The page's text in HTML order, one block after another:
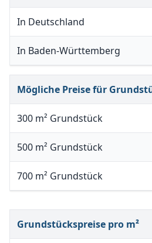
In Deutschland
In Baden-Württemberg
Mögliche Preise für
300 m² Grundstück
500 m² Grundstück
700 m² Grundstück
Grundstückspreise pro m²